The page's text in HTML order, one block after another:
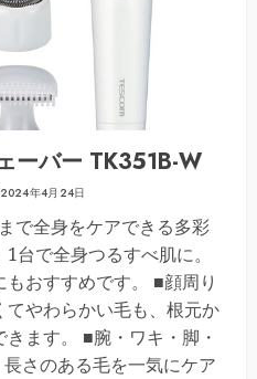
ーバー TK351B-W
2024年4月24日
で全身をケアできる多彩
台で全身つるすべ肌に。
おすすめです。 ■顔周り
やわらかい毛も、根元か
ます。 ■腕・ワキ・脚・
さのある毛を一気にケア